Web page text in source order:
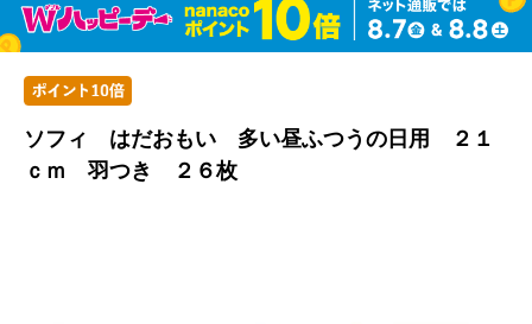
ソフィ はだおもい 多い昼ふつうの日用 ２１
ｃｍ 羽つき ２６枚